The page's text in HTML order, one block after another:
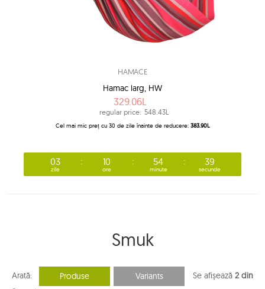
HAMACE
Hamac larg, HW
329.06L
regular price: 548.43L
Cel mai mic preț cu 30 de zile înainte de reducere: 383.90L
03
zile
10
ore
54
minute
39
secunde
Smuk
Arată: Produse Variants Se afișează 2 din